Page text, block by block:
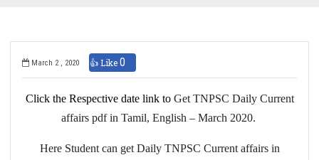
March 2 , 2020 👍 Like0
Click the Respective date link to Get TNPSC Daily Current
affairs pdf in Tamil, English – March 2020.
Here Student can get Daily TNPSC Current affairs in